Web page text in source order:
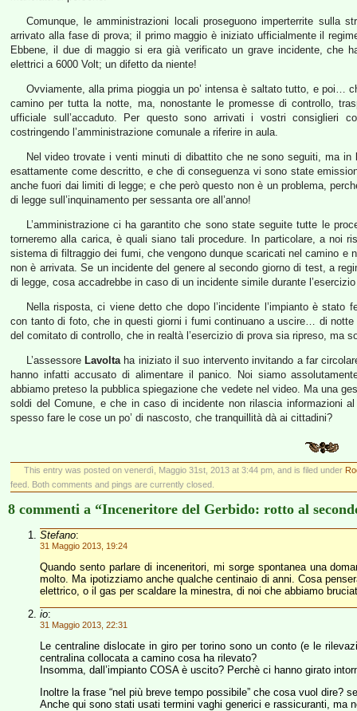
Comunque, le amministrazioni locali proseguono imperterrite sulla
arrivato alla fase di prova; il primo maggio è iniziato ufficialmente il
Ebbene, il due di maggio si era già verificato un grave incidente, che
elettrici a 6000 Volt; un difetto da niente!
Ovviamente, alla prima pioggia un po’ intensa è saltato tutto, e poi…
camino per tutta la notte, ma, nonostante le promesse di controllo,
ufficiale sull’accaduto. Per questo sono arrivati i vostri consiglieri
costringendo l’amministrazione comunale a riferire in aula.
Nel video trovate i venti minuti di dibattito che ne sono seguiti, ma in
esattamente come descritto, e che di conseguenza vi sono state
anche fuori dai limiti di legge; e che però questo non è un problema,
di legge sull’inquinamento per sessanta ore all’anno!
L’amministrazione ci ha garantito che sono state seguite tutte le
torneremo alla carica, è quali siano tali procedure. In particolare, a noi
sistema di filtraggio dei fumi, che vengono dunque scaricati nel camino e
non è arrivata. Se un incidente del genere al secondo giorno di test, a
di legge, cosa accadrebbe in caso di un incidente simile durante
Nella risposta, ci viene detto che dopo l’incidente l’impianto è stato
con tanto di foto, che in questi giorni i fumi continuano a uscire… di notte
del comitato di controllo, che in realtà l’esercizio di prova sia ripreso, ma
L’assessore Lavoltaha iniziato il suo intervento invitando a far
hanno infatti accusato di alimentare il panico. Noi siamo
abbiamo preteso la pubblica spiegazione che vedete nel video. Ma una
soldi del Comune, e che in caso di incidente non rilascia informazioni
spesso fare le cose un po’ di nascosto, che tranquillità dà ai cittadini?
This entry was posted on venerdì, Maggio 31st, 2013 at 3:44 pm, and is filed under
feed. Both comments and pings are currently closed.
8 commenti a “Inceneritore del Gerbido: rotto al
Stefano:
31 Maggio 2013, 19:24
Quando sento parlare di inceneritori, mi sorge spontanea una
molto. Ma ipotizziamo anche qualche centinaio di anni. Cosa
elettrico, o il gas per scaldare la minestra, di noi che abbiamo
io:
31 Maggio 2013, 22:31
Le centraline dislocate in giro per torino sono un conto (e le
centralina collocata a camino cosa ha rilevato?
Insomma, dall’impianto COSA è uscito? Perchè ci hanno girato
Inoltre la frase “nel più breve tempo possibile” che cosa vuol dire?
Anche qui sono stati usati termini vaghi generici e rassicuranti, ma